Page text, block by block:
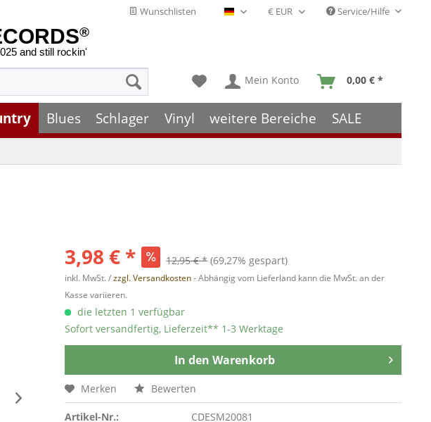
Wunschlisten Deutsch - DE Service/Hilfe
®
and still rockin'
Mein Konto 0,00 € *
Blues Schlager Vinyl weitere Bereiche SALE
3,98 € * 12,95 € * (69,27% gespart)
inkl. MwSt. /zzgl. Versandkosten- Abhängig vom Lieferland kann die MwSt. an der
Kasse variieren.
die letzten 1 verfügbar
Sofort versandfertig, Lieferzeit** 1-3 Werktage
In den Warenkorb
Merken Bewerten
Artikel-Nr.:
CDESM20081